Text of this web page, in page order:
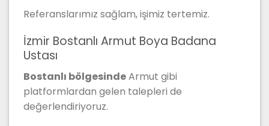
Referanslarımız sağlam, işimiz tertemiz.
İzmir Bostanlı Armut Boya Badana
Ustası
Bostanlı bölgesindeArmut gibi
platformlardan gelen talepleri de
değerlendiriyoruz.